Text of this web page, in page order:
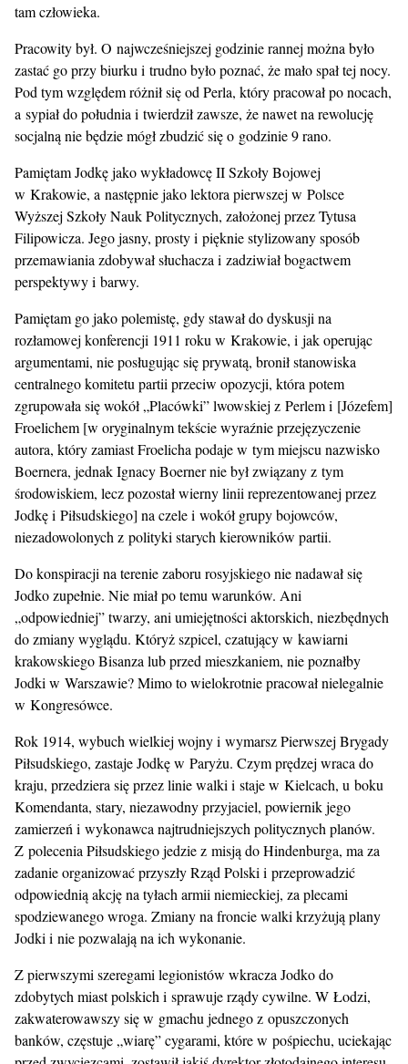
tam człowieka.
Pracowity był. O najwcześniejszej godzinie rannej można było
zastać go przy biurku i trudno było poznać, że mało spał tej nocy.
Pod tym względem różnił się od Perla, który pracował po nocach,
a sypiał do południa i twierdził zawsze, że nawet na rewolucję
socjalną nie będzie mógł zbudzić się o godzinie 9 rano.
Pamiętam Jodkę jako wykładowcę II Szkoły Bojowej
w Krakowie, a następnie jako lektora pierwszej w Polsce
Wyższej Szkoły Nauk Politycznych, założonej przez Tytusa
Filipowicza. Jego jasny, prosty i pięknie stylizowany sposób
przemawiania zdobywał słuchacza i zadziwiał bogactwem
perspektywy i barwy.
Pamiętam go jako polemistę, gdy stawał do dyskusji na
rozłamowej konferencji 1911 roku w Krakowie, i jak operując
argumentami, nie posługując się prywatą, bronił stanowiska
centralnego komitetu partii przeciw opozycji, która potem
zgrupowała się wokół „Placówki” lwowskiej z Perlem i [Józefem]
Froelichem [w oryginalnym tekście wyraźnie przejęzyczenie
autora, który zamiast Froelicha podaje w tym miejscu nazwisko
Boernera, jednak Ignacy Boerner nie był związany z tym
środowiskiem, lecz pozostał wierny linii reprezentowanej przez
Jodkę i Piłsudskiego] na czele i wokół grupy bojowców,
niezadowolonych z polityki starych kierowników partii.
Do konspiracji na terenie zaboru rosyjskiego nie nadawał się
Jodko zupełnie. Nie miał po temu warunków. Ani
„odpowiedniej” twarzy, ani umiejętności aktorskich, niezbędnych
do zmiany wyglądu. Któryż szpicel, czatujący w kawiarni
krakowskiego Bisanza lub przed mieszkaniem, nie poznałby
Jodki w Warszawie? Mimo to wielokrotnie pracował nielegalnie
w Kongresówce.
Rok 1914, wybuch wielkiej wojny i wymarsz Pierwszej Brygady
Piłsudskiego, zastaje Jodkę w Paryżu. Czym prędzej wraca do
kraju, przedziera się przez linie walki i staje w Kielcach, u boku
Komendanta, stary, niezawodny przyjaciel, powiernik jego
zamierzeń i wykonawca najtrudniejszych politycznych planów.
Z polecenia Piłsudskiego jedzie z misją do Hindenburga, ma za
zadanie organizować przyszły Rząd Polski i przeprowadzić
odpowiednią akcję na tyłach armii niemieckiej, za plecami
spodziewanego wroga. Zmiany na froncie walki krzyżują plany
Jodki i nie pozwalają na ich wykonanie.
Z pierwszymi szeregami legionistów wkracza Jodko do
zdobytych miast polskich i sprawuje rządy cywilne. W Łodzi,
zakwaterowawszy się w gmachu jednego z opuszczonych
banków, częstuje „wiarę” cygarami, które w pośpiechu, uciekając